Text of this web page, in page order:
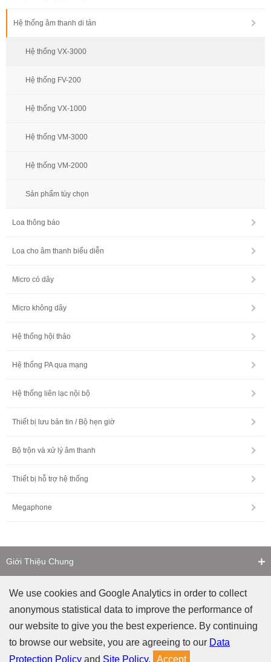
Hệ thống âm thanh di tản
Hệ thống VX-3000
Hệ thống FV-200
Hệ thống VX-1000
Hệ thống VM-3000
Hệ thống VM-2000
Sản phẩm tùy chọn
Loa thông báo
Loa cho âm thanh biểu diễn
Micro có dây
Micro không dây
Hệ thống hội thảo
Hệ thống PA qua mạng
Hệ thống liên lạc nội bộ
Thiết bị lưu bản tin / Bộ hẹn giờ
Bộ trộn và xử lý âm thanh
Thiết bị hỗ trợ hệ thống
Megaphone
Giới Thiệu Chung
Liên Hệ
Cảnh Báo Giả Mạo
Chính sách về Website
We use cookies and Google Analytics in order to collect
anonymous statistical data to improve the performance of
our website to give you the best experience. By continuing
to browse our website, you are agreeing to our Data
Protection Policy and Site Policy. Accept